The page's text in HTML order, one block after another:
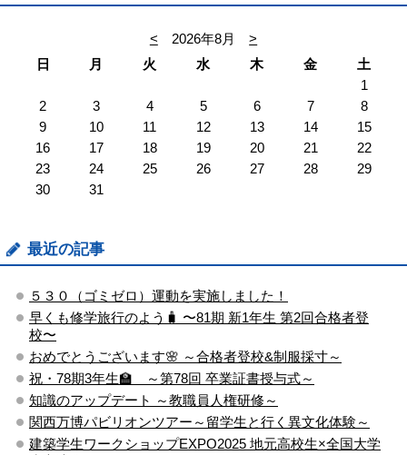
< 2026年8月
>
日
月 火 水 木 金
土
1
2
3 4 5 6 7
8
9
10 11 12 13 14
15
16
17 18 19 20 21
22
23
24 25 26 27 28
29
30
31
最近の記事
５３０（ゴミゼロ）運動を実施しました！
早くも修学旅行のよう🧳 〜81期 新1年生 第2回合格者登
校〜
おめでとうございます🌸 ～合格者登校&制服採寸～
祝・78期3年生🏫 ～第78回 卒業証書授与式～
知識のアップデート ～教職員人権研修～
関西万博パビリオンツアー～留学生と行く異文化体験～
建築学生ワークショップEXPO2025 地元高校生×全国大学